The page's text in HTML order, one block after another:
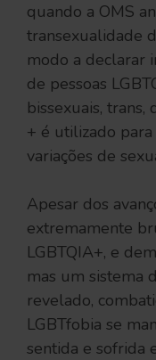
quando a OMS
transexualidade
modo a declarar
de pessoas
bissexuais, trans,
+ é utilizado
variações de
Apesar dos
extremamente
LGBTQIA+, e
mas um sistema
revelado,
LGBTfobia se
sentida e sofrida